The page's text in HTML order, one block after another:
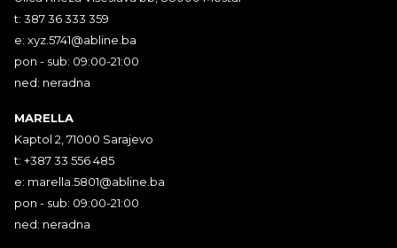
t: 387 36 333 359
e: xyz.5741@abline.ba
pon - sub: 09:00-21:00
ned: neradna
MARELLA
Kaptol 2, 71000 Sarajevo
t: +387 33 556 485
e: marella.5801@abline.ba
pon - sub: 09:00-21:00
ned: neradna